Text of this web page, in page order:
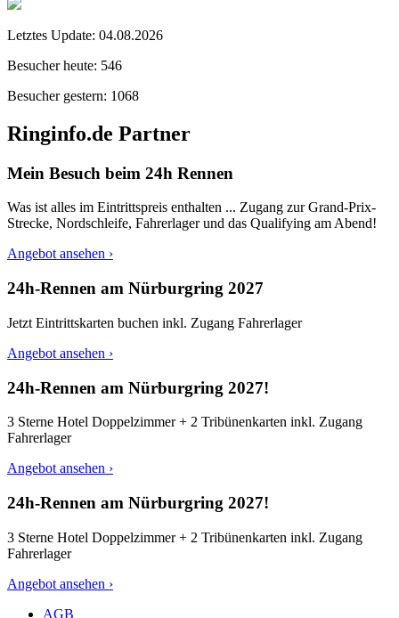
Letztes Update: 04.08.2026
Besucher heute: 546
Besucher gestern: 1068
Ringinfo.de Partner
Mein Besuch beim 24h Rennen
Was ist alles im Eintrittspreis enthalten ... Zugang zur Grand-Prix-
Strecke, Nordschleife, Fahrerlager und das Qualifying am Abend!
Angebot ansehen ›
24h-Rennen am Nürburgring 2027
Jetzt Eintrittskarten buchen inkl. Zugang Fahrerlager
Angebot ansehen ›
24h-Rennen am Nürburgring 2027!
3 Sterne Hotel Doppelzimmer + 2 Tribünenkarten inkl. Zugang
Fahrerlager
Angebot ansehen ›
24h-Rennen am Nürburgring 2027!
3 Sterne Hotel Doppelzimmer + 2 Tribünenkarten inkl. Zugang
Fahrerlager
Angebot ansehen ›
AGB